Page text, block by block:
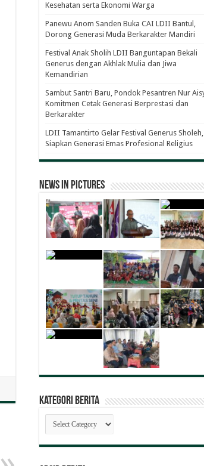
Kesehatan serta Ekonomi Warga
Panewu Anom Sanden Buka CAI LDII Bantul,
Dorong Generasi Muda Berkarakter Mandiri
Festival Anak Sholih LDII Banguntapan Bekali
Generus dengan Akhlak Mulia dan Jiwa
Kemandirian
Sambut Santri Baru, Pondok Pesantren Nur
Komitmen Cetak Generasi Berprestasi dan
Berkarakter
LDII Tamantirto Gelar Festival Generus Sholeh,
Siapkan Generasi Emas Profesional Religius
News in Pictures
Kategori Berita
Kategori
Berita